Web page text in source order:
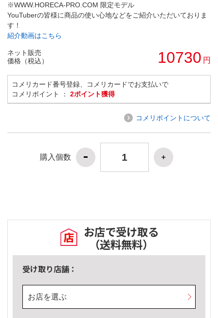
※WWW.HORECA-PRO.COM 限定モデル
YouTuberの皆様に商品の使い心地などをご紹介いただいておりま
す！
紹介動画はこちら
ネット販売
価格（税込）
10730 円
コメリカード番号登録、コメリカードでお支払いで
コメリポイント ： 2ポイント獲得
コメリポイントについて
購入個数
お店で受け取る
（送料無料）
受け取り店舗：
お店を選ぶ